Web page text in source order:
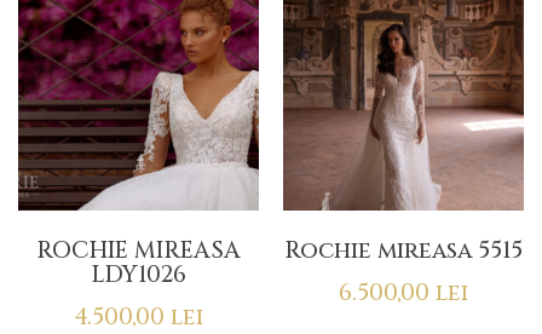
ROCHIE MIREASA
LDY1026
4.500,00 lei
Rochie mireasa 5515
6.500,00 lei